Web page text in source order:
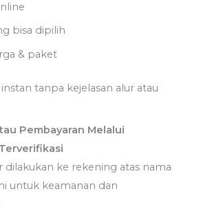
bisa dipilih
& paket
tanpa kejelasan alur atau
Pembayaran Melalui
dilakukan ke rekening atas nama
untuk keamanan dan